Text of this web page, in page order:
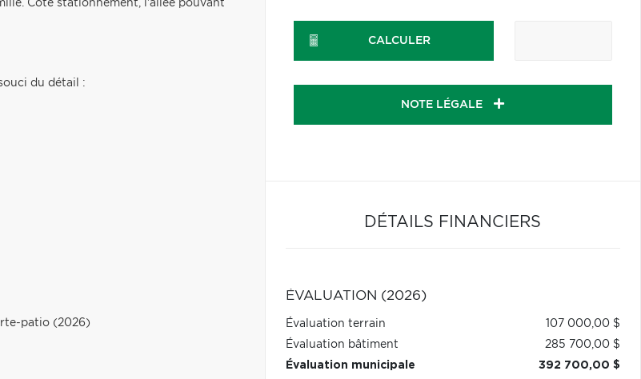
Côté stationnement, l'allée pouvant
du détail :
patio (2026)
CALCULER
NOTE LÉGALE
DÉTAILS FINANCIERS
ÉVALUATION (2026)
Évaluation terrain
107 000,00 $
Évaluation bâtiment
285 700,00 $
Évaluation municipale
392 700,00 $